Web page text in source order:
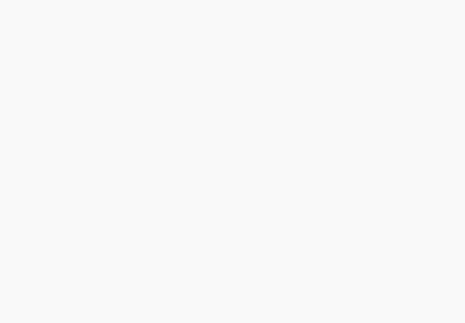
EGYES BEVONULÁSKOR
HOGY SOHA
NEM JÖVÖK IDE MÉG
A FITBALANCE ARÉNA NEMZETI EGÉSZSÉG ÉS